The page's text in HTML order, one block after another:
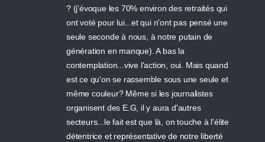
? (j'évoque les 70% environ des retraités qui
ont voté pour lui...et qui n'ont pas pensé une
seule seconde à nous, à notre putain de
génération en manque). A bas la
contemplation...vive l'action, oui. Mais quand
est ce qu'on se rassemble sous une seule et
même couleur? Même si les journalistes
organisent des E.G, il y aura d'autres
secteurs...le fait est que là, on touche à l'élite
détentrice et représentative de notre liberté